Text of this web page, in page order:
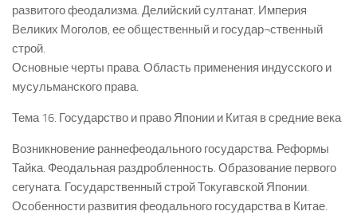
развитого феодализма. Делийский султанат. Империя
Великих Моголов, ее общественный и государ¬ственный
строй.
Основные черты права. Область применения индусского и
мусульманского права.
Тема 16. Государство и право Японии и Китая в средние века
Возникновение раннефеодального государства. Реформы
Тайка. Феодальная раздробленность. Образование первого
сегуната. Государственный строй Токугавской Японии.
Особенности развития феодального государства в Китае.